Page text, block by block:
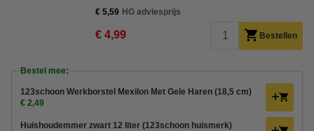
€ 5,59 HG adviesprijs
€ 4,99 Bestellen
Bestel mee:
123schoon Werkborstel Mexilon Met Gele Haren (18,5 cm)
€ 2,49
Huishoudemmer zwart 12 liter (123schoon huismerk)